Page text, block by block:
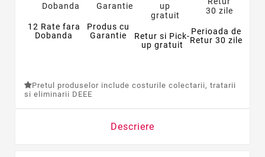
12 Rate fara
Dobanda
Produs cu
Garantie
Retur si Pick-
up gratuit
Perioada de
Retur 30 zile
Pretul produselor include costurile colectarii, tratarii
si eliminarii DEEE
Descriere